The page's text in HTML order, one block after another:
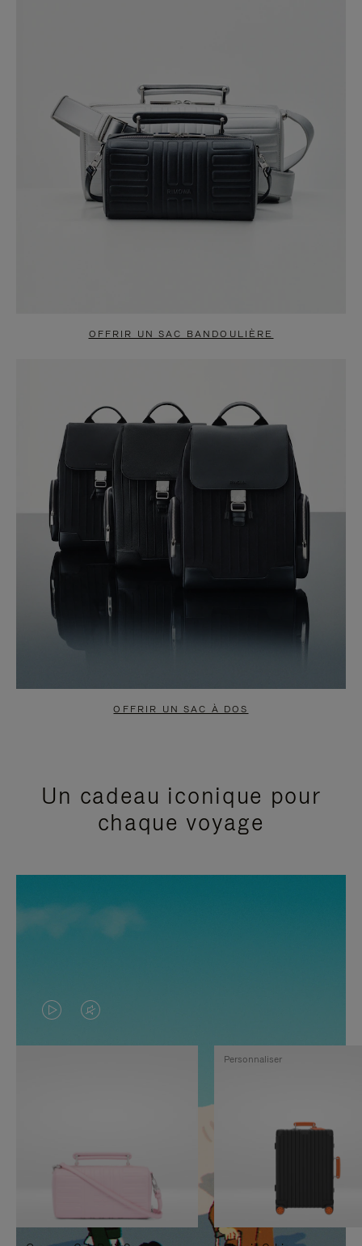
OFFRIR UN SAC BANDOULIÈRE
OFFRIR UN SAC À DOS
Un cadeau iconique pour
chaque voyage
LA
VIDÉO
PAUSE,
APPUYEZ
SUR
LE
SON
DÉSACTIVÉ.
VEUILLEZ
Personnaliser